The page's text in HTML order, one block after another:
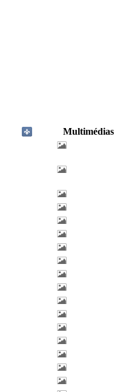
Multimédias